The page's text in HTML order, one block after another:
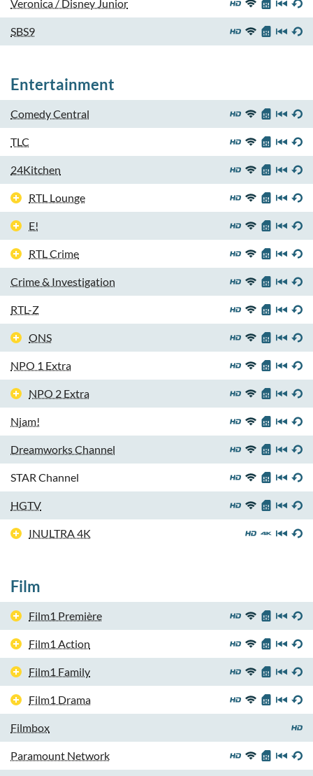
Veronica / Disney Junior
SBS9
Entertainment
Comedy Central
TLC
24Kitchen
RTL Lounge
E!
RTL Crime
Crime & Investigation
RTL-Z
ONS
NPO 1 Extra
NPO 2 Extra
Njam!
Dreamworks Channel
STAR Channel
HGTV
INULTRA 4K
Film
Film1 Première
Film1 Action
Film1 Family
Film1 Drama
Filmbox
Paramount Network